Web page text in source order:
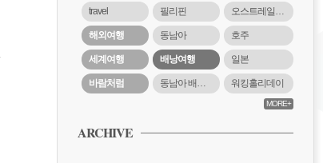
travel 필리핀 오스트레일리아
해외여행 동남아 호주
세계여행 배낭여행 일본
바람처럼 동남아 배낭여행 워킹홀리데이
MORE+
ARCHIVE